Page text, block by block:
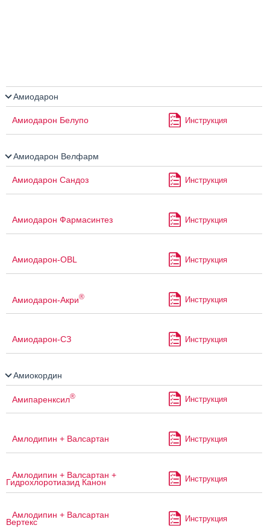
Амиодарон
Амиодарон Белупо Инструкция
Амиодарон Велфарм
Амиодарон Сандоз Инструкция
Амиодарон Фармасинтез Инструкция
Амиодарон-OBL Инструкция
Амиодарон-Акри® Инструкция
Амиодарон-СЗ Инструкция
Амиокордин
Амипаренксил® Инструкция
Амлодипин + Валсартан Инструкция
Амлодипин + Валсартан +
Гидрохлоротиазид Канон Инструкция
Амлодипин + Валсартан
Вертекс Инструкция